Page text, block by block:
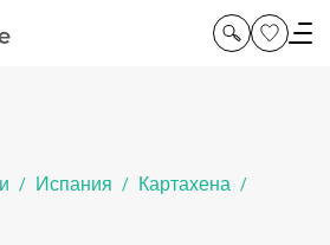
/ Испания / Картахена /